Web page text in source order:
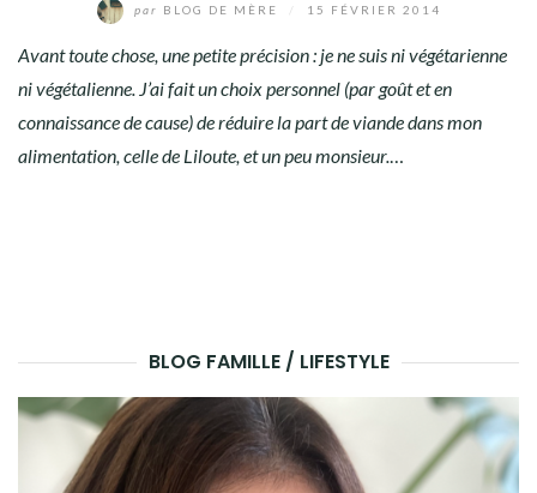
par BLOG DE MÈRE 15 FÉVRIER 2014
Avant toute chose, une petite précision : je ne suis ni végétarienne
ni végétalienne. J’ai fait un choix personnel (par goût et en
connaissance de cause) de réduire la part de viande dans mon
alimentation, celle de Liloute, et un peu monsieur.…
BLOG FAMILLE / LIFESTYLE